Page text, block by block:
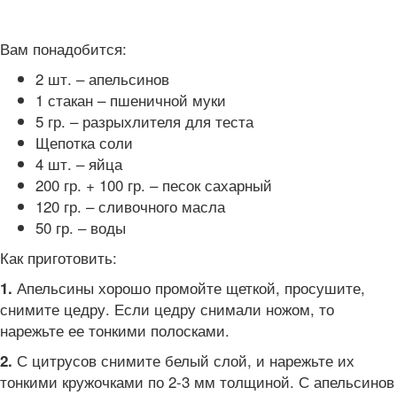
Вам понадобится:
2 шт. – апельсинов
1 стакан – пшеничной муки
5 гр. – разрыхлителя для теста
Щепотка соли
4 шт. – яйца
200 гр. + 100 гр. – песок сахарный
120 гр. – сливочного масла
50 гр. – воды
Как приготовить:
1. Апельсины хорошо промойте щеткой, просушите,
снимите цедру. Если цедру снимали ножом, то
нарежьте ее тонкими полосками.
2. С цитрусов снимите белый слой, и нарежьте их
тонкими кружочками по 2-3 мм толщиной. С апельсинов